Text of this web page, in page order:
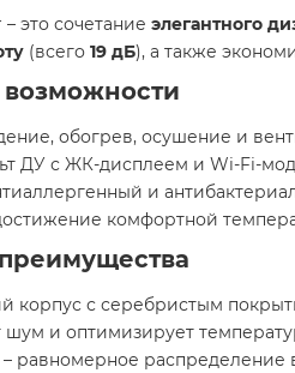
это сочетание элегантного
(всего 19 дБ), а также
обогрев, осушение и
ДУ с ЖК-дисплеем и Wi-Fi-
и
комфортной
корпус с серебристым
шум и оптимизирует
– равномерное распределение